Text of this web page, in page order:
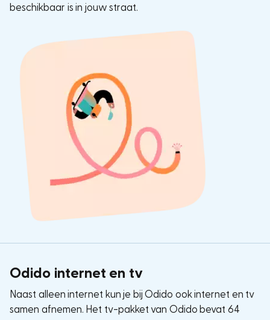
beschikbaar is in jouw straat.
Odido internet en tv
Naast alleen internet kun je bij Odido ook internet en tv
samen afnemen. Het tv-pakket van Odido bevat 64